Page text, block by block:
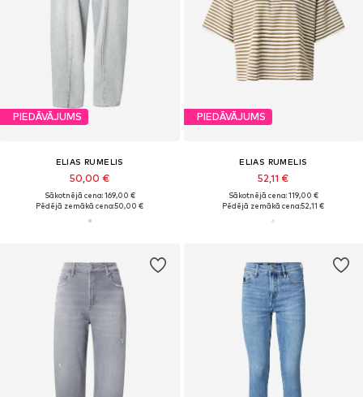
PIEDĀVĀJUMS
ELIAS RUMELIS
50,00 €
Sākotnējā cena: 169,00 €
Pēdējā zemākā cena:50,00 €
PIEDĀVĀJUMS
ELIAS RUMELIS
52,11 €
Sākotnējā cena: 119,00 €
Pēdējā zemākā cena:52,11 €